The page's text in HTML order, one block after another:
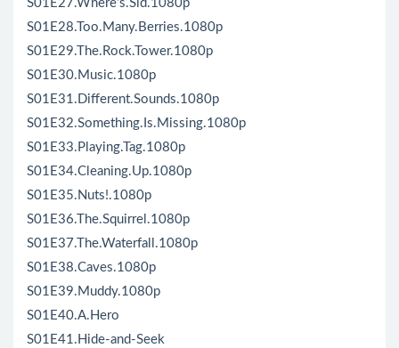
S01E27.Where’s.Sid.1080p
S01E28.Too.Many.Berries.1080p
S01E29.The.Rock.Tower.1080p
S01E30.Music.1080p
S01E31.Different.Sounds.1080p
S01E32.Something.Is.Missing.1080p
S01E33.Playing.Tag.1080p
S01E34.Cleaning.Up.1080p
S01E35.Nuts!.1080p
S01E36.The.Squirrel.1080p
S01E37.The.Waterfall.1080p
S01E38.Caves.1080p
S01E39.Muddy.1080p
S01E40.A.Hero
S01E41.Hide-and-Seek